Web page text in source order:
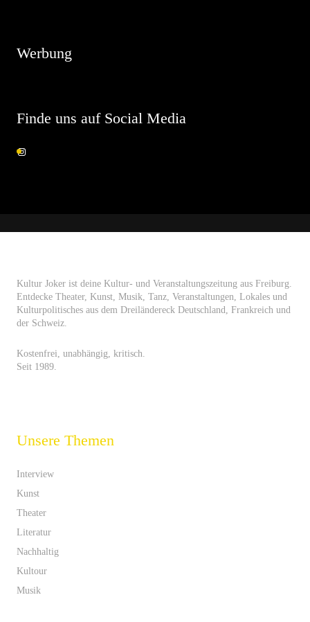
Werbung
Finde uns auf Social Media
Kultur Joker ist deine Kultur- und Veranstaltungszeitung aus Freiburg.
Entdecke Theater, Kunst, Musik, Tanz, Veranstaltungen, Lokales und
Kulturpolitisches aus dem Dreiländereck Deutschland, Frankreich und
der Schweiz.
Kostenfrei, unabhängig, kritisch.
Seit 1989.
Unsere Themen
Interview
Kunst
Theater
Literatur
Nachhaltig
Kultour
Musik